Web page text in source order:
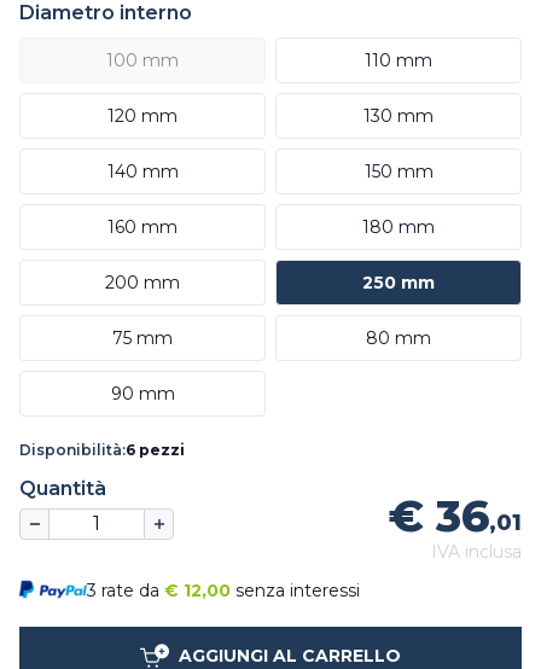
Diametro interno
100 mm 110 mm
120 mm 130 mm
140 mm 150 mm
160 mm 180 mm
200 mm 250 mm
75 mm 80 mm
90 mm
Disponibilità:6 pezzi
Quantità
€ 36,01
IVA inclusa
3 rate da € 12,00 senza interessi
AGGIUNGI AL CARRELLO